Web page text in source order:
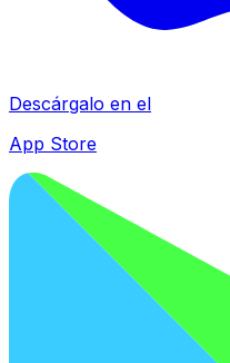
Descárgalo en el
App Store